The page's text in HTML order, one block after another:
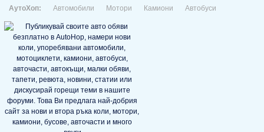
АутоХоп: Автомобили Мотори Камиони Автобуси